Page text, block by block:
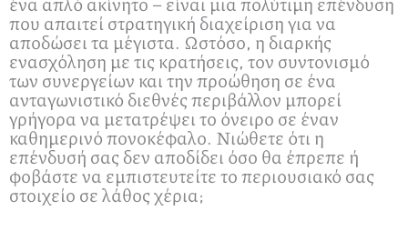
που απαιτεί στρατηγική διαχείριση για να
αποδώσει τα μέγιστα. Ωστόσο, η διαρκής
ενασχόληση με τις κρατήσεις, τον συντονισμό
των συνεργείων και την προώθηση σε ένα
ανταγωνιστικό διεθνές περιβάλλον μπορεί
γρήγορα να μετατρέψει το όνειρο σε έναν
καθημερινό πονοκέφαλο. Νιώθετε ότι η
επένδυσή σας δεν αποδίδει όσο θα έπρεπε ή
φοβάστε να εμπιστευτείτε το περιουσιακό σας
στοιχείο σε λάθος χέρια;